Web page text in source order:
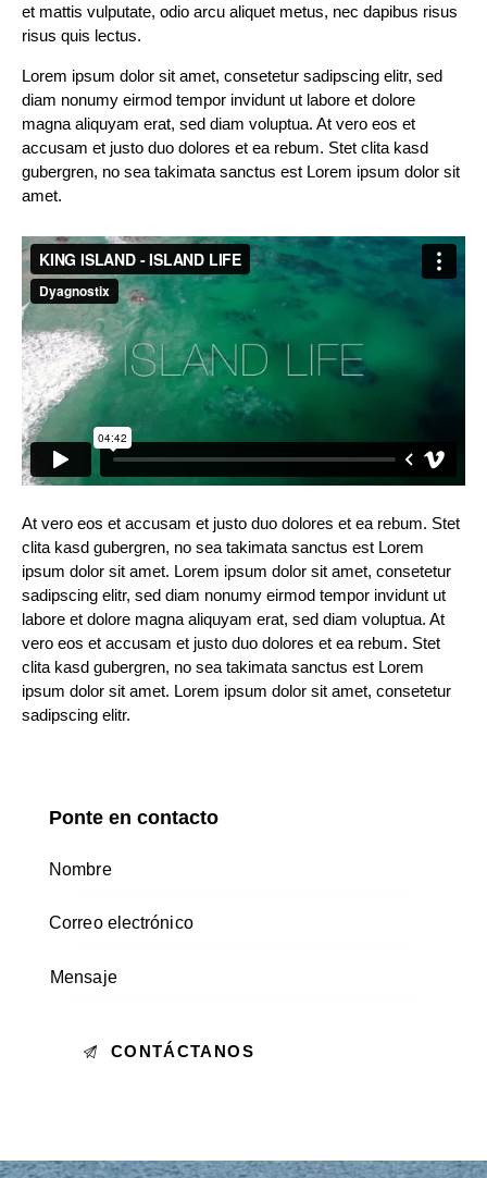
et mattis vulputate, odio arcu aliquet metus, nec dapibus risus
risus quis lectus.
Lorem ipsum dolor sit amet, consetetur sadipscing elitr, sed
diam nonumy eirmod tempor invidunt ut labore et dolore
magna aliquyam erat, sed diam voluptua. At vero eos et
accusam et justo duo dolores et ea rebum. Stet clita kasd
gubergren, no sea takimata sanctus est Lorem ipsum dolor sit
amet.
At vero eos et accusam et justo duo dolores et ea rebum. Stet
clita kasd gubergren, no sea takimata sanctus est Lorem
ipsum dolor sit amet. Lorem ipsum dolor sit amet, consetetur
sadipscing elitr, sed diam nonumy eirmod tempor invidunt ut
labore et dolore magna aliquyam erat, sed diam voluptua. At
vero eos et accusam et justo duo dolores et ea rebum. Stet
clita kasd gubergren, no sea takimata sanctus est Lorem
ipsum dolor sit amet. Lorem ipsum dolor sit amet, consetetur
sadipscing elitr.
Ponte en contacto